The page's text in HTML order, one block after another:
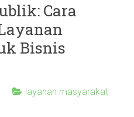
Cara
Bisnis
layanan masyarakat